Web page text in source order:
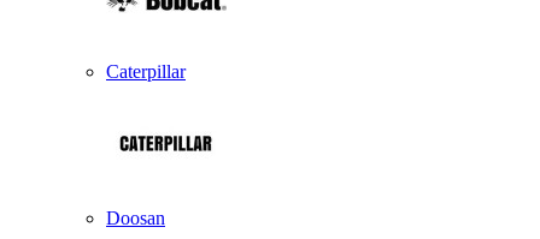
Caterpillar
Doosan